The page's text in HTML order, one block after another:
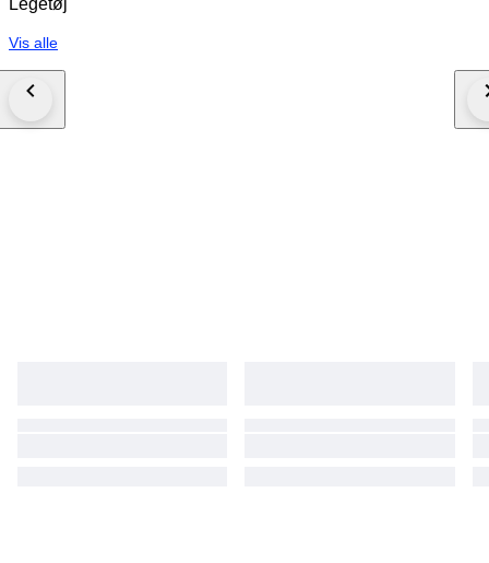
Legetøj
Vis alle